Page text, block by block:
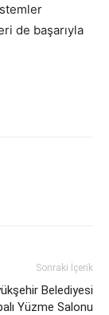
de başarıyla
Sonraki İçerik
Belediyesi
Yüzme Salonu